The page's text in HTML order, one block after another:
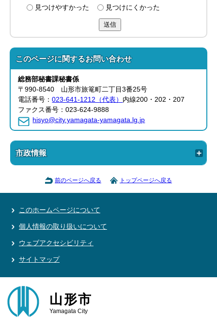
見つけやすかった
見つけにくかった
送信
このページに関するお問い合わせ
総務部秘書課秘書係
〒990-8540 山形市旅篭町二丁目3番25号
電話番号：023-641-1212（代表） 内線200・202・207
ファクス番号：023-624-9888
hisyo@city.yamagata-yamagata.lg.jp
市政情報
前のページへ戻る トップページへ戻る
このホームページについて
個人情報の取り扱いについて
ウェブアクセシビリティ
サイトマップ
山形市
Yamagata City